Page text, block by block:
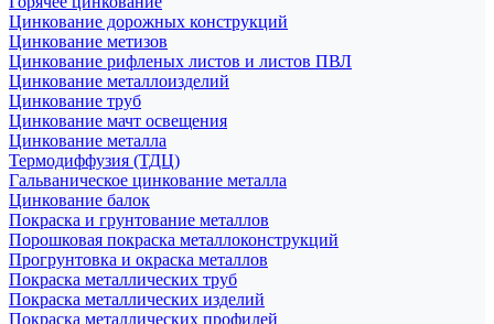
Цинкование дорожных конструкций
Цинкование метизов
Цинкование рифленых листов и листов ПВЛ
Цинкование металлоизделий
Цинкование труб
Цинкование мачт освещения
Цинкование металла
Термодиффузия (ТДЦ)
Гальваническое цинкование металла
Цинкование балок
Покраска и грунтование металлов
Порошковая покраска металлоконструкций
Прогрунтовка и окраска металлов
Покраска металлических труб
Покраска металлических изделий
Покраска металлических профилей